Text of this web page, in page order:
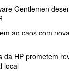
Gentlemen
ao caos com
da HP prometem
local